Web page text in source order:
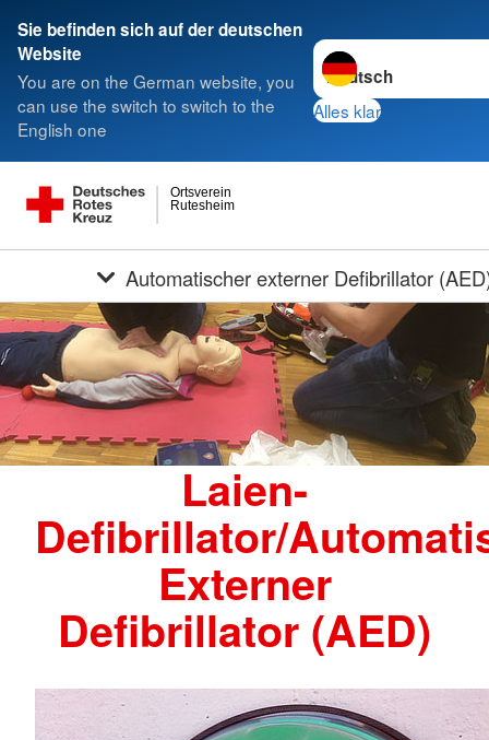
Sie befinden sich auf der deutschen
Website
You are on the German website, you
can use the switch to switch to the
English one
Sprache wechseln zu
Alles klar
Rutesheim
Ortsverein
Automatischer externer Defibrillator
Laien-
Defibrillator/
Externer
Defibrillator (AED)